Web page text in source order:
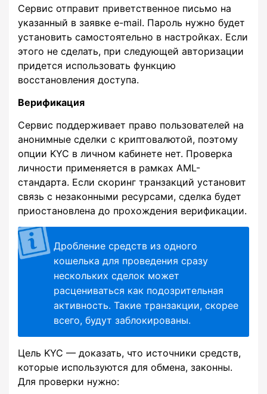
Сервис отправит приветственное письмо на
указанный в заявке e-mail. Пароль нужно будет
установить самостоятельно в настройках. Если
этого не сделать, при следующей авторизации
придется использовать функцию
восстановления доступа.
Верификация
Сервис поддерживает право пользователей на
анонимные сделки с криптовалютой, поэтому
опции KYC в личном кабинете нет. Проверка
личности применяется в рамках AML-
стандарта. Если скоринг транзакций установит
связь с незаконными ресурсами, сделка будет
приостановлена до прохождения верификации.
Дробление средств из одного
кошелька для проведения сразу
нескольких сделок может
расцениваться как подозрительная
активность. Такие транзакции, скорее
всего, будут заблокированы.
Цель KYC — доказать, что источники средств,
которые используются для обмена, законны.
Для проверки нужно: